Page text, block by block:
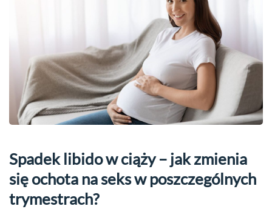
Spadek libido w ciąży – jak zmienia
się ochota na seks w poszczególnych
trymestrach?